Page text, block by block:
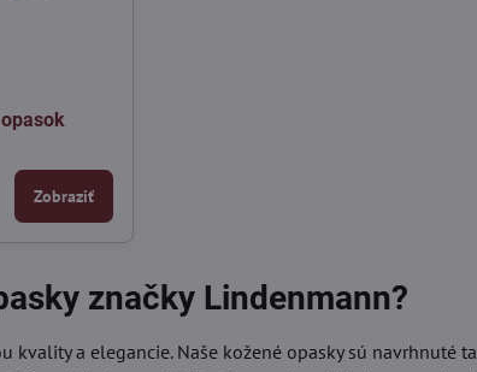
Zobraziť
značky Lindenmann?
kvality a elegancie. Naše kožené opasky sú navrhnuté